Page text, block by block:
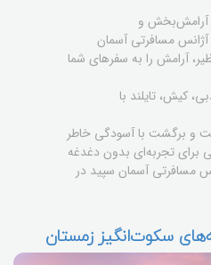
آرامش‌بخش و
مسافرتی آسمان
آرامش را به سفرهای شما
کیش، تایلند با
و برگشت با آسودگی خاطر
برای تجربه‌ای بدون دغدغه
مسافرتی آسمان سپید در
سکوت‌انگیز زمستان